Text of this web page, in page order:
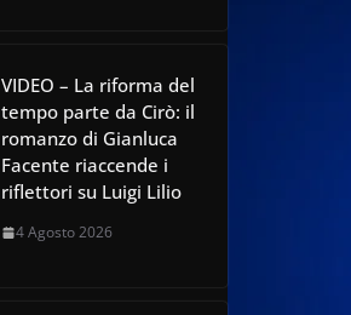
VIDEO – La riforma del
tempo parte da Cirò: il
romanzo di Gianluca
Facente riaccende i
riflettori su Luigi Lilio
4 Agosto 2026